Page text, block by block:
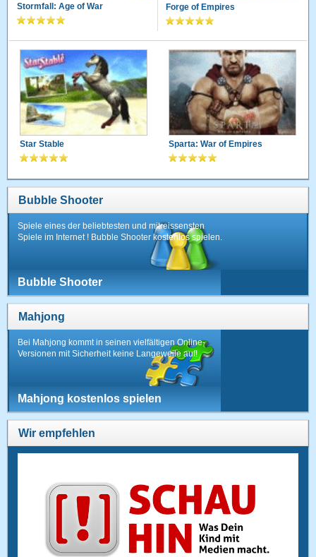
Stormfall: Age of War Forge of Empires
Star Stable Sparta: War of Empires
Bubble Shooter
Spiele eines der beliebtesten und mitreissensten
Spiele im Internet ! Bubble Shooter kostenlos spielen.
Bubble Shooter
Mahjong
Bei Mahjong kommt in seinen vielfältigen Online-
Versionen mit Sicherheit keine Langeweile auf!
Mahjong kostenlos spielen
Wir empfehlen